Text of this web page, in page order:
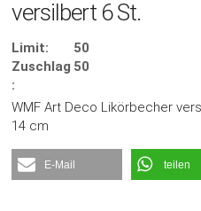
versilbert 6 St.
Limit:
50
Zuschlag
:
50
WMF Art Deco Likörbecher
14 cm
E-Mail teilen